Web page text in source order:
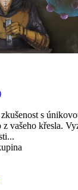
s
vašeho křesla.